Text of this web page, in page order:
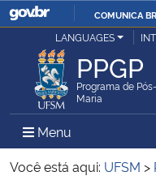
COMUNICA BR
Ministério da Justiça e Segurança
Ministério da Defesa
Ministério das Relações
LANGUAGES
PPGP
Programa de
Maria
Menu Menu
Você está aqui: UFSM >